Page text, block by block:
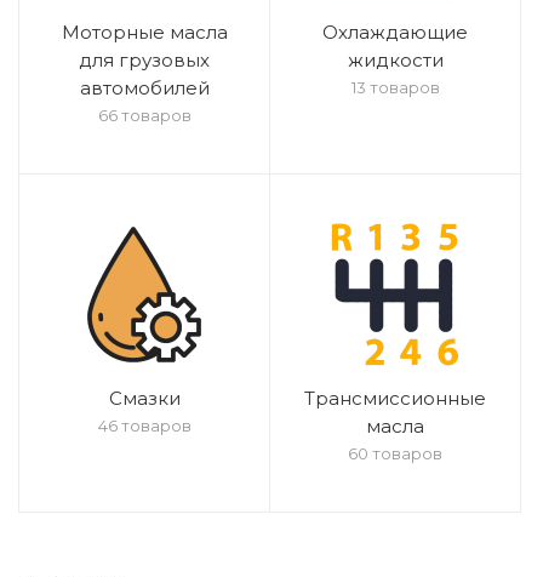
Моторные масла
для грузовых
автомобилей
66 товаров
Охлаждающие
жидкости
13 товаров
Смазки
46 товаров
Трансмиссионные
масла
60 товаров